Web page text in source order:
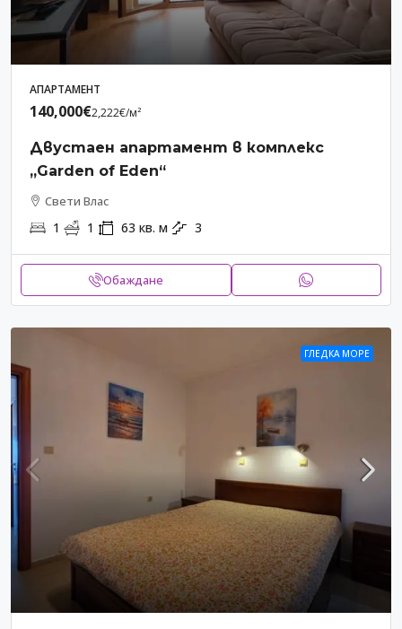
АПАРТАМЕНТ
140,000€2,222€/м²
Двустаен апартамент в комплекс
„Garden of Eden“
Свети Влас
1 1 63 кв. м 3
Обаждане
ГЛЕДКА МОРЕ